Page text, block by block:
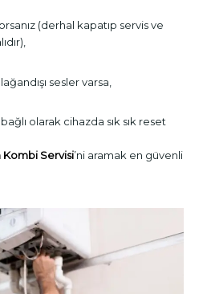
(derhal kapatıp servis ve
sesler varsa,
olarak cihazda sık sık reset
Kombi Servisi’ni aramak en güvenli